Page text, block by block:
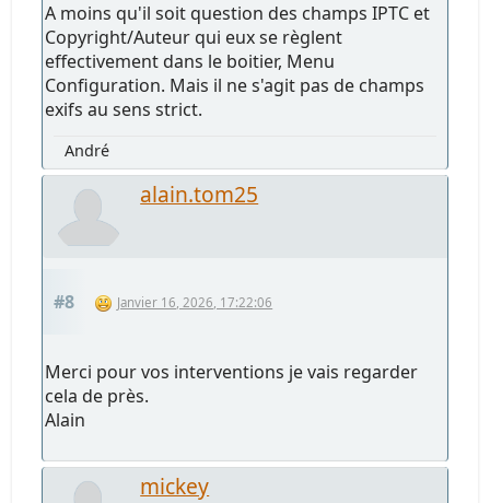
A moins qu'il soit question des champs IPTC et
Copyright/Auteur qui eux se règlent
effectivement dans le boitier, Menu
Configuration. Mais il ne s'agit pas de champs
exifs au sens strict.
André
alain.tom25
#8 Janvier 16, 2026, 17:22:06
Merci pour vos interventions je vais regarder
cela de près.
Alain
mickey